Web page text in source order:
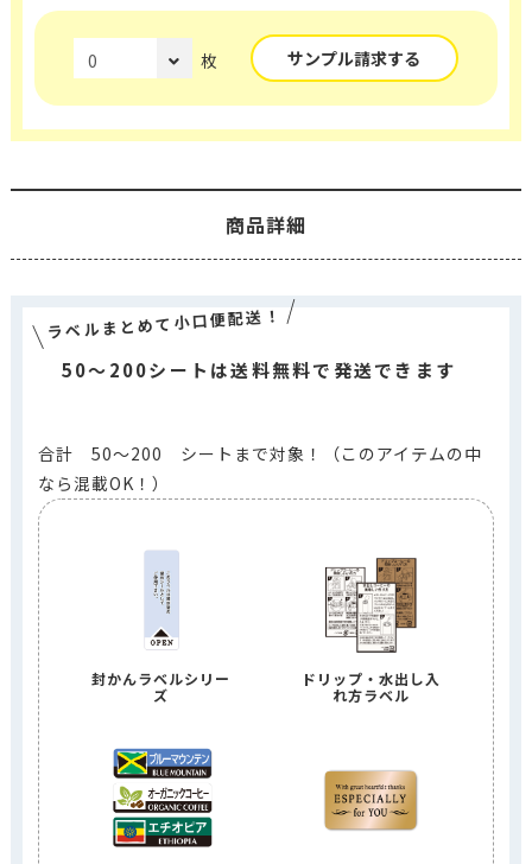
枚 サンプル請求する
商品詳細
ラベルまとめて小口便配送！
50～200シートは送料無料で発送できます
合計 50～200 シートまで対象！（このアイテムの中
なら混載OK！）
封かんラベルシリー
ズ
ドリップ・水出し入
れ方ラベル